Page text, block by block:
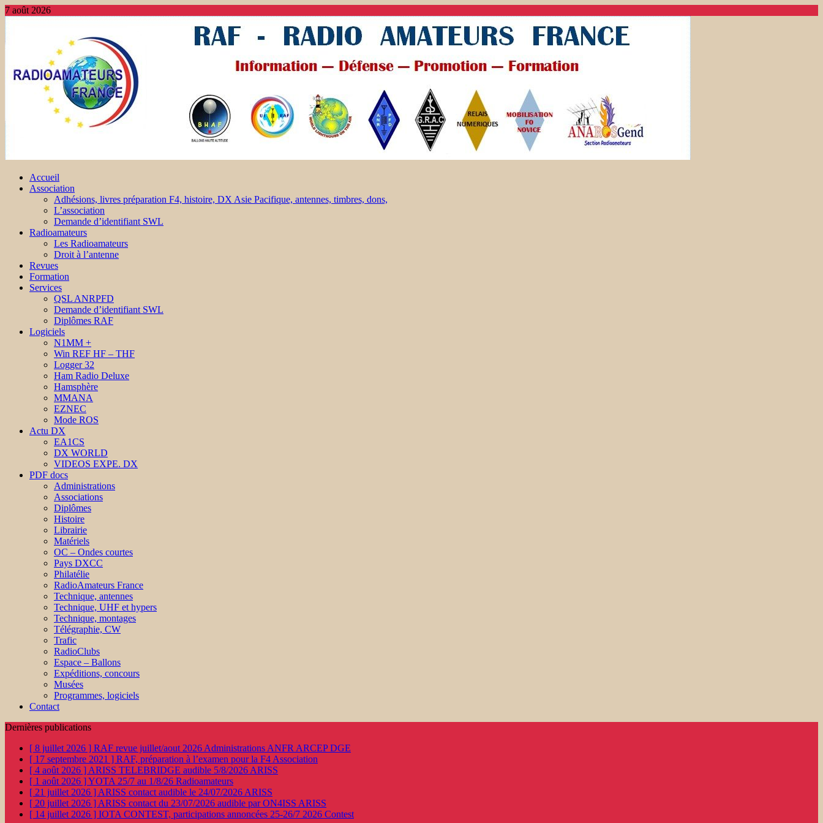
7 août 2026
Accueil
Association
Adhésions, livres préparation F4, histoire, DX Asie Pacifique, antennes, timbres, dons,
L’association
Demande d’identifiant SWL
Radioamateurs
Les Radioamateurs
Droit à l’antenne
Revues
Formation
Services
QSL ANRPFD
Demande d’identifiant SWL
Diplômes RAF
Logiciels
N1MM +
Win REF HF – THF
Logger 32
Ham Radio Deluxe
Hamsphère
MMANA
EZNEC
Mode ROS
Actu DX
EA1CS
DX WORLD
VIDEOS EXPE. DX
PDF docs
Administrations
Associations
Diplômes
Histoire
Librairie
Matériels
OC – Ondes courtes
Pays DXCC
Philatélie
RadioAmateurs France
Technique, antennes
Technique, UHF et hypers
Technique, montages
Télégraphie, CW
Trafic
RadioClubs
Espace – Ballons
Expéditions, concours
Musées
Programmes, logiciels
Contact
Dernières publications
[ 8 juillet 2026 ] RAF revue juillet/aout 2026 Administrations ANFR ARCEP DGE
[ 17 septembre 2021 ] RAF, préparation à l’examen pour la F4 Association
[ 4 août 2026 ] ARISS TELEBRIDGE audible 5/8/2026 ARISS
[ 1 août 2026 ]YOTA 25/7 au 1/8/26 Radioamateurs
[ 21 juillet 2026 ] ARISS contact audible le 24/07/2026 ARISS
[ 20 juillet 2026 ] ARISS contact du 23/07/2026 audible par ON4ISS ARISS
[ 14 juillet 2026 ] IOTA CONTEST, participations annoncées 25-26/7 2026 Contest